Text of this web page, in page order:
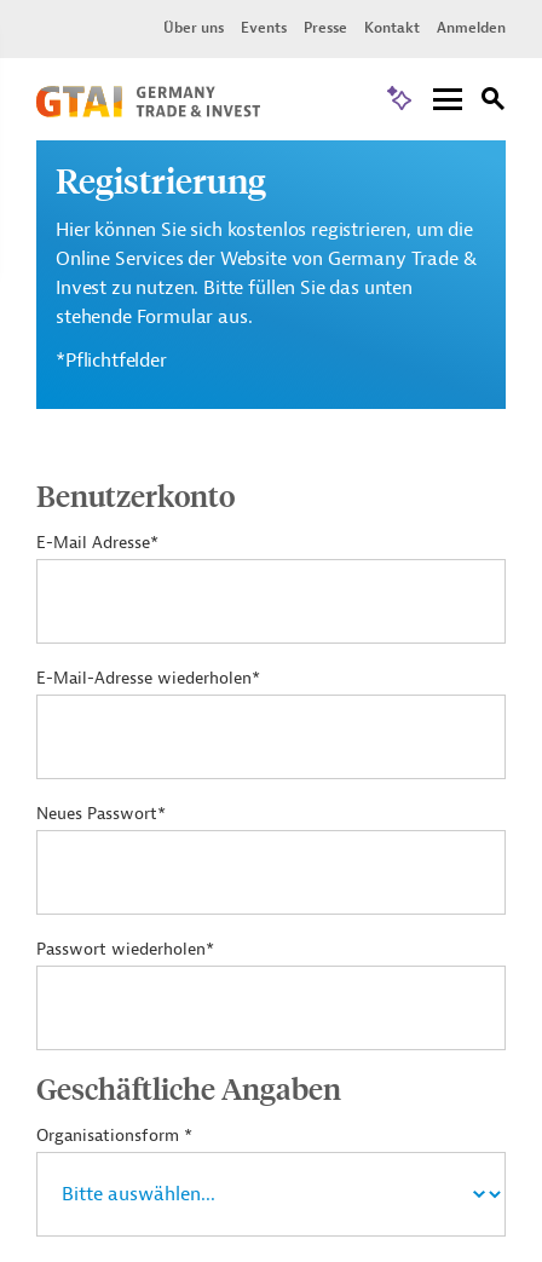
Über uns Events Presse Kontakt Anmelden
Registrierung
Hier können Sie sich kostenlos registrieren, um die
Online Services der Website von Germany Trade &
Invest zu nutzen. Bitte füllen Sie das unten
stehende Formular aus.
*Pflichtfelder
Benutzerkonto
E-Mail Adresse*
E-Mail-Adresse wiederholen*
Neues Passwort*
Passwort wiederholen*
Geschäftliche Angaben
Organisationsform *